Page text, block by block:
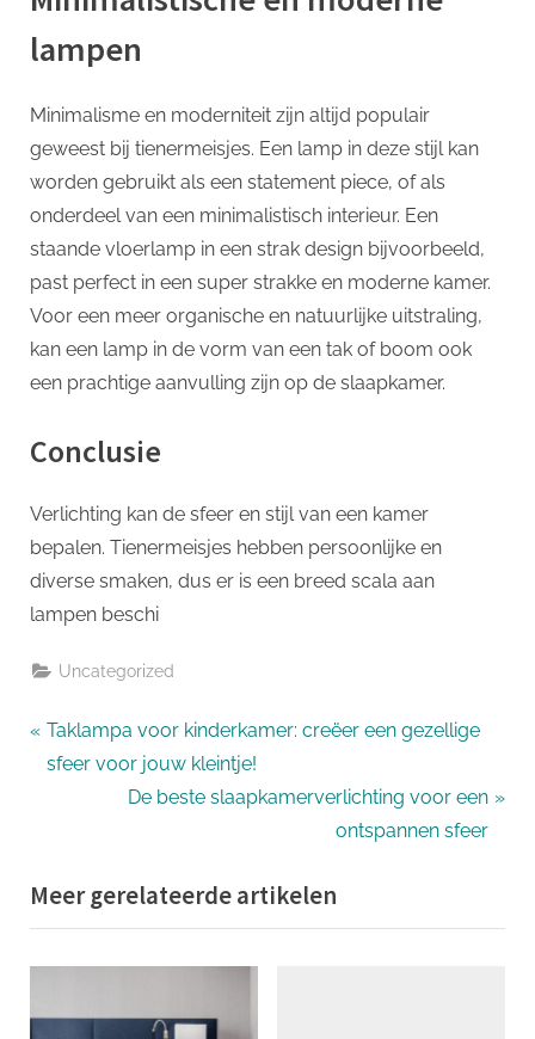
lampen
Minimalisme en moderniteit zijn altijd populair
geweest bij tienermeisjes. Een lamp in deze stijl kan
worden gebruikt als een statement piece, of als
onderdeel van een minimalistisch interieur. Een
staande vloerlamp in een strak design bijvoorbeeld,
past perfect in een super strakke en moderne kamer.
Voor een meer organische en natuurlijke uitstraling,
kan een lamp in de vorm van een tak of boom ook
een prachtige aanvulling zijn op de slaapkamer.
Conclusie
Verlichting kan de sfeer en stijl van een kamer
bepalen. Tienermeisjes hebben persoonlijke en
diverse smaken, dus er is een breed scala aan
lampen beschi
Uncategorized
Bericht
navigatie
P
r
o
u
s
Taklampa voor kinderkamer: creëer een gezellige
sfeer voor jouw kleintje!
N
t
P
o
De beste slaapkamerverlichting voor een
ontspannen sfeer
Meer gerelateerde artikelen